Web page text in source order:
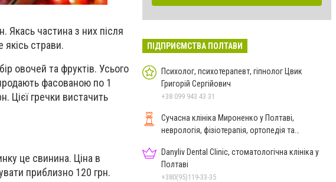
Якась частина з них після
страви.
овочей та фруктів. Усього
фасованою по 1
Цієї гречки вистачить
це свинина. Ціна в
приблизно 120 грн.
ПІДПРИЄМСТВА ПОЛТАВИ
Психолог, психотерапевт, гіпнолог Цвик
Григорій Сергійович
+38 099 943 43 31
Сучасна клініка Мироненко у Полтаві,
неврологія, фізіотерапія, ортопедія та
Danyliv Dental Clinic, стоматологічна клініка у
Полтаві
+380(95)119-33-35